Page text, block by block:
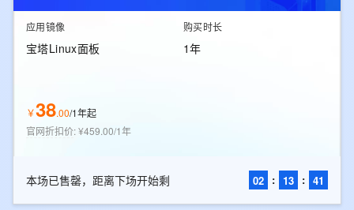
应用镜像
宝塔Linux面板
购买时长
1年
￥38.00/1年起
官网折扣价:¥459.00/1年
本场已售罄，距离下场开始剩 02 : 13 : 40